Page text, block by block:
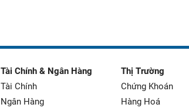
Tài Chính & Ngân Hàng
Tài Chính
Ngân Hàng
Thị Trường
Chứng Khoán
Hàng Hoá